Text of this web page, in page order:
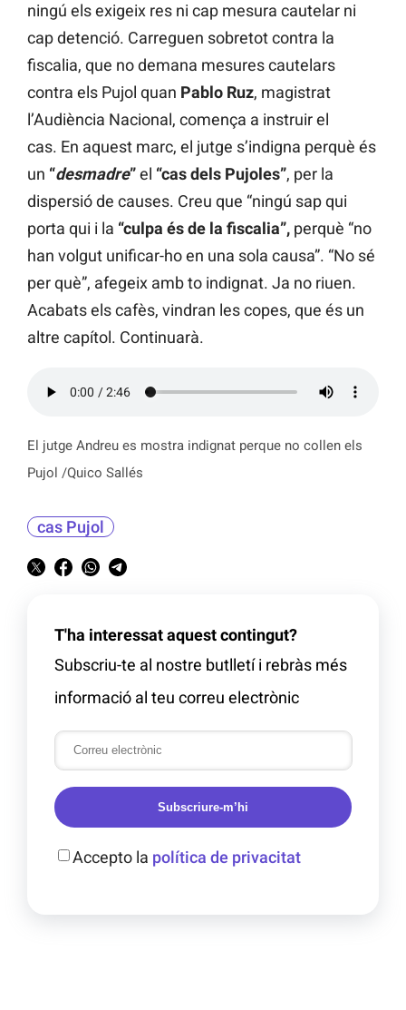
ningú els exigeix res ni cap mesura cautelar ni
cap detenció. Carreguen sobretot contra la
fiscalia, que no demana mesures cautelars
contra els Pujol quan Pablo Ruz, magistrat
l’Audiència Nacional, comença a instruir el
cas. En aquest marc, el jutge s’indigna perquè és
un “desmadre”el “cas dels Pujoles”, per la
dispersió de causes. Creu que “ningú sap qui
porta qui i la “culpa és de la fiscalia”, perquè “no
han volgut unificar-ho en una sola causa”. “No sé
per què”, afegeix amb to indignat. Ja no riuen.
Acabats els cafès, vindran les copes, que és un
altre capítol. Continuarà.
El jutge Andreu es mostra indignat perque no collen els
Pujol /Quico Sallés
cas Pujol
T'ha interessat aquest contingut?
Subscriu-te al nostre butlletí i rebràs més
informació al teu correu electrònic
Subscriure-m’hi
Accepto la política de privacitat